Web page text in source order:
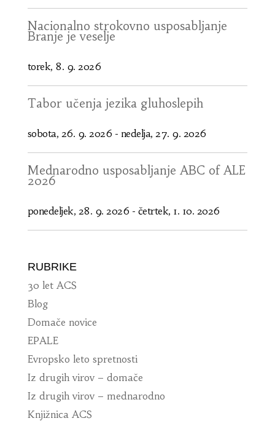
Nacionalno strokovno usposabljanje
Branje je veselje
torek, 8. 9. 2026
Tabor učenja jezika gluhoslepih
sobota, 26. 9. 2026 - nedelja, 27. 9. 2026
Mednarodno usposabljanje ABC of ALE
2026
ponedeljek, 28. 9. 2026 - četrtek, 1. 10. 2026
RUBRIKE
30 let ACS
Blog
Domače novice
EPALE
Evropsko leto spretnosti
Iz drugih virov – domače
Iz drugih virov – mednarodno
Knjižnica ACS